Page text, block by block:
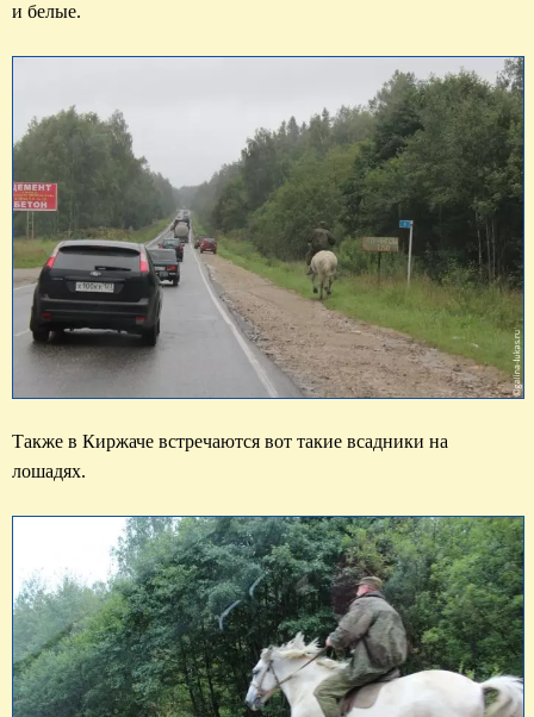
и белые.
Также в Киржаче встречаются вот такие всадники на
лошадях.